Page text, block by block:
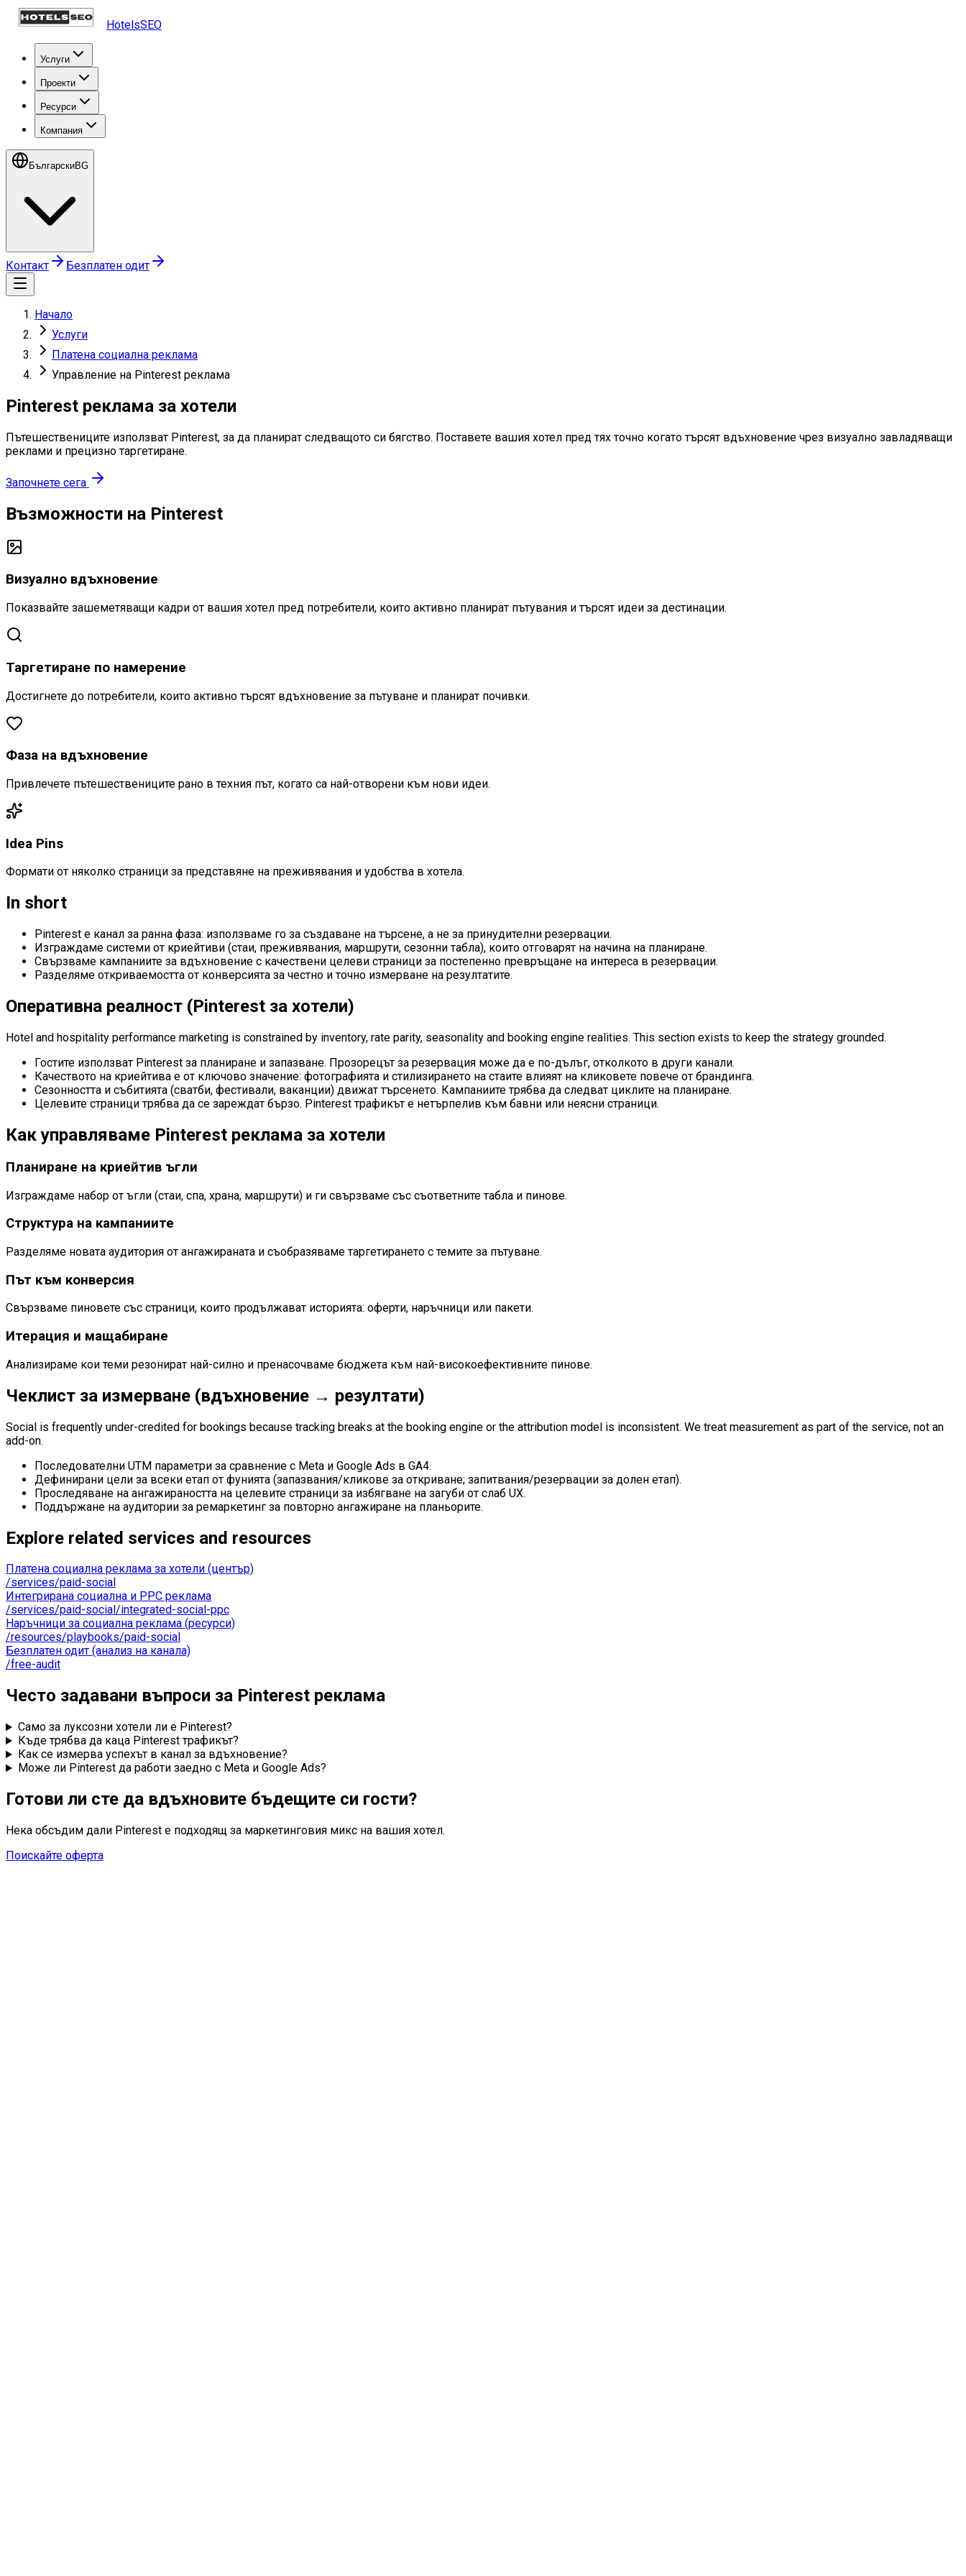
HotelsSEO
Услуги
Проекти
Ресурси
Компания
БългарскиBG
Контакт Безплатен одит
Начало
Услуги
Платена социална реклама
Управление на Pinterest реклама
Pinterest реклама за хотели
Пътешествениците използват Pinterest, за да планират следващото си бягство. Поставете вашия хотел пред тях точно когато търсят вдъхновение чрез визуално завладяващи
реклами и прецизно таргетиране.
Започнете сега
Възможности на Pinterest
Визуално вдъхновение
Показвайте зашеметяващи кадри от вашия хотел пред потребители, които активно планират пътувания и търсят идеи за дестинации.
Таргетиране по намерение
Достигнете до потребители, които активно търсят вдъхновение за пътуване и планират почивки.
Фаза на вдъхновение
Привлечете пътешествениците рано в техния път, когато са най-отворени към нови идеи.
Idea Pins
Формати от няколко страници за представяне на преживявания и удобства в хотела.
In short
Pinterest е канал за ранна фаза: използваме го за създаване на търсене, а не за принудителни резервации.
Изграждаме системи от криейтиви (стаи, преживявания, маршрути, сезонни табла), които отговарят на начина на планиране.
Свързваме кампаниите за вдъхновение с качествени целеви страници за постепенно превръщане на интереса в резервации.
Разделяме откриваемостта от конверсията за честно и точно измерване на резултатите.
Оперативна реалност (Pinterest за хотели)
Hotel and hospitality performance marketing is constrained by inventory, rate parity, seasonality and booking engine realities. This section exists to keep the strategy grounded.
Гостите използват Pinterest за планиране и запазване. Прозорецът за резервация може да е по-дълъг, отколкото в други канали.
Качеството на криейтива е от ключово значение: фотографията и стилизирането на стаите влияят на кликовете повече от брандинга.
Сезонността и събитията (сватби, фестивали, ваканции) движат търсенето. Кампаниите трябва да следват циклите на планиране.
Целевите страници трябва да се зареждат бързо. Pinterest трафикът е нетърпелив към бавни или неясни страници.
Как управляваме Pinterest реклама за хотели
Планиране на криейтив ъгли
Изграждаме набор от ъгли (стаи, спа, храна, маршрути) и ги свързваме със съответните табла и пинове.
Структура на кампаниите
Разделяме новата аудитория от ангажираната и съобразяваме таргетирането с темите за пътуване.
Път към конверсия
Свързваме пиновете със страници, които продължават историята: оферти, наръчници или пакети.
Итерация и мащабиране
Анализираме кои теми резонират най-силно и пренасочваме бюджета към най-високоефективните пинове.
Чеклист за измерване (вдъхновение → резултати)
Social is frequently under-credited for bookings because tracking breaks at the booking engine or the attribution model is inconsistent. We treat measurement as part of the service, not an
add-on.
Последователни UTM параметри за сравнение с Meta и Google Ads в GA4.
Дефинирани цели за всеки етап от фунията (запазвания/кликове за откриване; запитвания/резервации за долен етап).
Проследяване на ангажираността на целевите страници за избягване на загуби от слаб UX.
Поддържане на аудитории за ремаркетинг за повторно ангажиране на планьорите.
Explore related services and resources
Платена социална реклама за хотели (център)
/services/paid-social
Интегрирана социална и PPC реклама
/services/paid-social/integrated-social-ppc
Наръчници за социална реклама (ресурси)
/resources/playbooks/paid-social
Безплатен одит (анализ на канала)
/free-audit
Често задавани въпроси за Pinterest реклама
Само за луксозни хотели ли е Pinterest?
Къде трябва да каца Pinterest трафикът?
Как се измерва успехът в канал за вдъхновение?
Може ли Pinterest да работи заедно с Meta и Google Ads?
Готови ли сте да вдъхновите бъдещите си гости?
Нека обсъдим дали Pinterest е подходящ за маркетинговия микс на вашия хотел.
Поискайте оферта